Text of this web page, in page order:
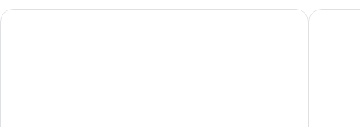
Sea
Suite-
Maisonette
Vogue Suites เทอร์รา